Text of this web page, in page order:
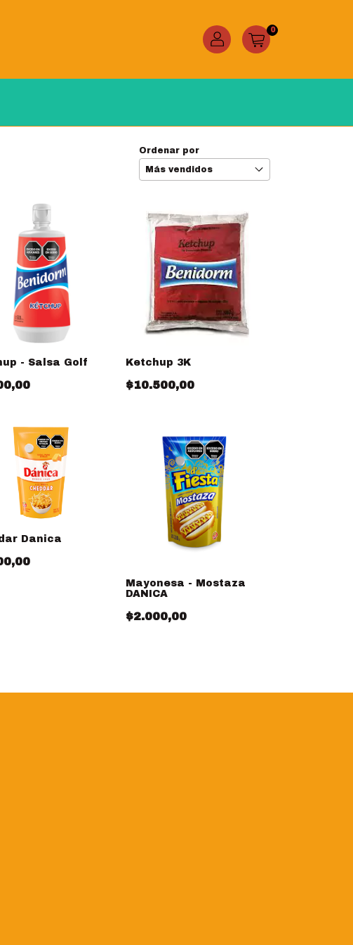
0
Ordenar por
- Salsa Golf Ketchup 3K
$10.500,00
Danica
Mayonesa - Mostaza
DANICA
$2.000,00